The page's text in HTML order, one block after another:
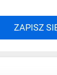
ZAPISZ